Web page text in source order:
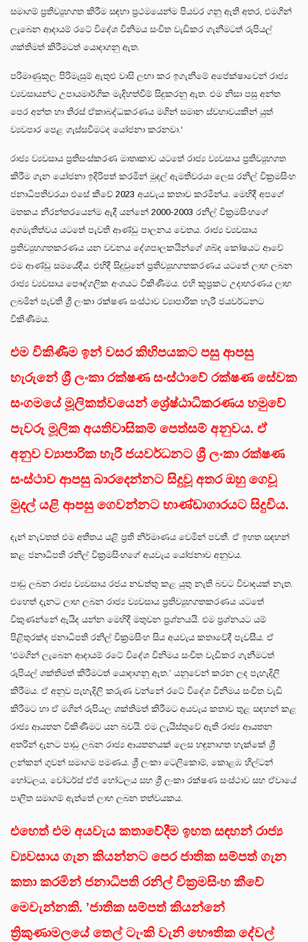
සමාගම් ප්‍රතිව්‍යුහගත කිරීම සඳහා ප්‍රථමයෙන්ම පියවර ගනු ඇති අතර, එමගින්
ලැබෙන ආදායම් රටේ විදේශ විනිමය සංචිත වැඩිකර ගැනීමටත් රුපියල්
ශක්තිමත් කිරීමටත් යොදාගනු ඇත.
පරිමාණුකූල පිරිමැසුම් ඇතුළු වාසි ලඟා කර ඉගැනීමේ අපේක්ෂාවෙන් රාජ්‍ය
ව්‍යවසායන්ට උපායමාර්ගික මැදිහත්වීම් සිදුකරනු ඇත. එම නිසා පසු අන්ත
පෙර අන්ත හා තිරස් ඒකාබද්ධකරණය මගින් සමාන ස්වභාවයකින් යුත්
ව්‍යවපාර පෙළ ගැස්සවීමටද යෝජනා කරනවා.‘
රාජ්‍ය ව්‍යවසාය ප්‍රතිසංස්කරණ මාතෘකාව යටතේ රාජ්‍ය ව්‍යවසාය ප්‍රතිව්‍යුහගත
කිරීම ගැන යෝජනා ඉදිරිපත් කරමින් මුදල් ඇමතිවරයා ලෙස රනිල් වික්‍රමසිංහ
ජනාධිපතිවරයා එසේ කීවේ 2023 අයවැය කතාව කරමින්ය. මෙහිදී අපගේ
මතකය නිරන්තරයෙන්ම ඇදී යන්නේ 2000-2003 රනිල් වික්‍රමසිංහගේ
අගමැතිත්වය යටතේ පැවති ආණ්ඩු පාලනය වෙතය. රාජ්‍ය ව්‍යවසාය
ප්‍රතිව්‍යුහගතකරණය යන වචනය දේශපාලකයින්ගේ ශබ්ද කෝෂයට ආවේ
එම ආණ්ඩු සමයේදීය. එහිදී සිදුවුනේ ප්‍රතිව්‍යුහගතකරණය යටතේ ලාභ ලබන
රාජ්‍ය ව්‍යවසාය පෞද්ගලික අංශයට විකිණීමය. එහි කූප්‍රකට උදාහරණය ලාභ
ලබමින් පැවති ශ්‍රී ලංකා රක්ෂණ සංස්ථාව ව්‍යාපාරික හැරී ජයවර්ධනට
විකිණීමය.
එම විකිණීම ඉන් වසර කිහිපයකට පසු ආපසු
හැරුනේ ශ්‍රී ලංකා රක්ෂණ සංස්ථාවේ රක්ෂණ සේවක
සංගමයේ මූලිකත්වයෙන් ශ්‍රේෂ්ඨාධිකරණය හමුවේ
පැවරූ මූලික අයතිවාසිකම් පෙත්සම් අනුවය. ඒ
අනුව ව්‍යාපාරික හැරී ජයවර්ධනට ශ්‍රී ලංකා රක්ෂණ
සංස්ථාව ආපසු බාරදෙන්නට සිදුවූ අතර ඔහු ගෙවූ
මුදල් යළි ආපසු ගෙවන්නට භාණ්ඩාගාරයට සිදුවිය.
දැන් නැවතත් එම අතීතය යළි ප්‍රති නිර්මාණය වෙමින් පවතී. ඒ ඉහත සඳහන්
කළ ජනාධිපති රනිල් වික්‍රමසිංහගේ අයවැය යෝජනාව අනුවය.
පාඩු ලබන රාජ්‍ය ව්‍යවසාය රජය නඩත්තු කළ යුතු නැති බවට විවාදයක් නැත.
එහෙත් දැනට ලාභ ලබන රාජ්‍ය ව්‍යවසාය ප්‍රතිව්‍යුහගතකරණය යටතේ
විකුණන්නේ ඇයිද යන්න මෙහිදී මතුවන ප්‍රශ්නයයි. එම ප්‍රශ්නයට යම්
පිළිතුරක්ද ජනාධිපති රනිල් වික්‍රමසිංහ සිය අයවැය කතාවේදී පැවසීය. ඒ
‘එමගින් ලැබෙන ආදායම් රටේ විදේශ විනිමය සංචිත වැඩිකර ගැනීමටත්
රුපියල් ශක්තිමත් කිරීමටත් යොදාගනු ඇත.’ යනුවෙන් කරන ලද පැහැදිලි
කිරීමය. ඒ අනුව පැහැදිලි කරුණ වන්නේ රටේ විදේශ විනිමය සංචිත වැඩි
කිරීමට හා ඒ මගින් රුපියල ශක්තිමත් කිරීමට අයවැය කතාව තුළ සඳහන් කළ
රාජ්‍ය ආයතන විකිණීමට යන බවයි. එම ලැයිස්තුවේ ඇති රාජ්‍ය ආයතන
අතරින් දැනට පාඩු ලබන රාජ්‍ය ආයතනයක් ලෙස හඳුනාගත හැක්කේ ශ්‍රී
ලන්කන් ගුවන් සමාගම පමණය. ශ්‍රී ලංකා ටෙලිකොම්, කොළඹ හිල්ටන්
හෝටලය, වෝටර්ස් ඒජ් හෝටලය සහ ශ්‍රී ලංකා රක්ෂණ සංස්ථාව සහ ඒවායේ
පාලිත සමාගම් ඇත්තේ ලාභ ලබන තත්වයකය.
එහෙත් එම අයවැය කතාවේදීම ඉහත සඳහන් රාජ්‍ය
ව්‍යවසාය ගැන කියන්නට පෙර ජාතික සම්පත් ගැන
කතා කරමින් ජනාධිපති රනිල් වික්‍රමසිංහ කීවේ
මෙවැන්නකි. ’ජාතික සම්පත් කියන්නේ
ත්‍රිකුණාමලයේ තෙල් ටැංකි වැනි භෞතික දේවල්